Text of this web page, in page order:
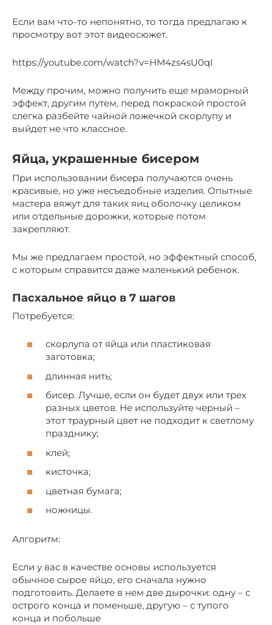
Если вам что-то непонятно, то тогда предлагаю к
просмотру вот этот видеосюжет.
https://youtube.com/watch?v=HM4zs4sU0qI
Между прочим, можно получить еще мраморный
эффект, другим путем, перед покраской простой
слегка разбейте чайной ложечкой скорлупу и
выйдет не что классное.
Яйца, украшенные бисером
При использовании бисера получаются очень
красивые, но уже несъедобные изделия. Опытные
мастера вяжут для таких яиц оболочку целиком
или отдельные дорожки, которые потом
закрепляют.
Мы же предлагаем простой, но эффектный способ,
с которым справится даже маленький ребенок.
Пасхальное яйцо в 7 шагов
Потребуется:
скорлупа от яйца или пластиковая
заготовка;
длинная нить;
бисер. Лучше, если он будет двух или трех
разных цветов. Не используйте черный –
этот траурный цвет не подходит к светлому
празднику;
клей;
кисточка;
цветная бумага;
ножницы.
Алгоритм:
Если у вас в качестве основы используется
обычное сырое яйцо, его сначала нужно
подготовить. Делаете в нем две дырочки: одну – с
острого конца и поменьше, другую – с тупого
конца и побольше